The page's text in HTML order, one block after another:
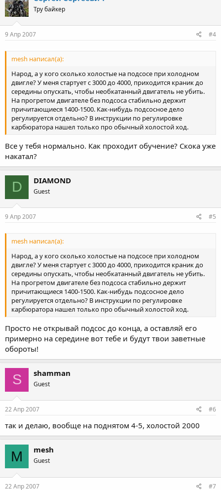
Тру байкер
9 Апр 2007 #4
mesh написал(а):
Народ, а у кого сколько холостые на подсосе при холодном
двигле? У меня стартует с 3000 до 4000, приходится краник до
середины опускать, чтобы необкатанный двигатель не убить.
На прогретом двигателе без подсоса стабильно держит
причитающиеся 1400-1500. Как-нибудь подсосное дело
регулируется отдельно? В инструкции по регулировке
карбюратора нашел только про обычный холостой ход.
Все у тебя нормально. Как проходит обучение? Скока уже
накатал?
D DIAMOND
Guest
9 Апр 2007 #5
mesh написал(а):
Народ, а у кого сколько холостые на подсосе при холодном
двигле? У меня стартует с 3000 до 4000, приходится краник до
середины опускать, чтобы необкатанный двигатель не убить.
На прогретом двигателе без подсоса стабильно держит
причитающиеся 1400-1500. Как-нибудь подсосное дело
регулируется отдельно? В инструкции по регулировке
карбюратора нашел только про обычный холостой ход.
Просто не открывай подсос до конца, а оставляй его
примерно на середине вот тебе и будут твои заветные
обороты!
S shamman
Guest
22 Апр 2007 #6
так и делаю, вообще на поднятом 4-5, холостой 2000
M mesh
Guest
22 Апр 2007 #7